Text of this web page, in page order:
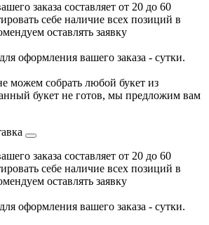
заказа составляет от 20 до 60
себе наличие всех позиций в
оставлять заявку
оформления вашего заказа - сутки.
можем собрать любой букет из
букет не готов, мы предложим вам
заказа составляет от 20 до 60
себе наличие всех позиций в
оставлять заявку
оформления вашего заказа - сутки.